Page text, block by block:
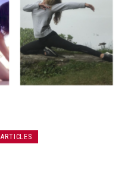
ARTICLES